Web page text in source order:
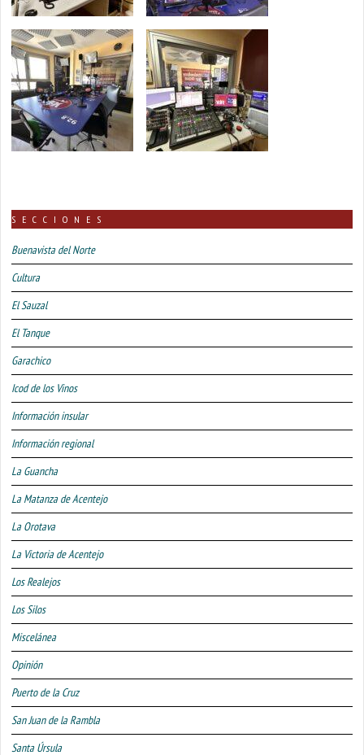
SECCIONES
Buenavista del Norte
Cultura
El Sauzal
El Tanque
Garachico
Icod de los Vinos
Información insular
Información regional
La Guancha
La Matanza de Acentejo
La Orotava
La Victoria de Acentejo
Los Realejos
Los Silos
Miscelánea
Opinión
Puerto de la Cruz
San Juan de la Rambla
Santa Úrsula